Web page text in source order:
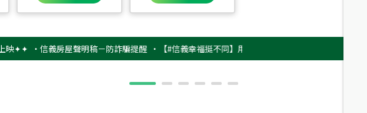
‧信義房屋聲明稿－防詐騙提醒 ‧【#信義幸福挺不同】用實力，讓升職免抽號碼牌！最新雇主品